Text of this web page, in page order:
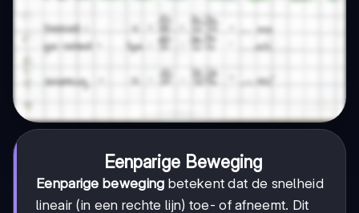
Eenparige Beweging
Eenparige beweging betekent dat de snelheid
lineair (in een rechte lijn) toe- of afneemt. Dit